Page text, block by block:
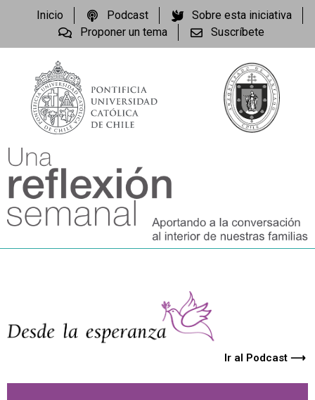
Inicio Podcast
Sobre esta iniciativa
Proponer un tema
Suscríbete
Ir al Podcast ⟶